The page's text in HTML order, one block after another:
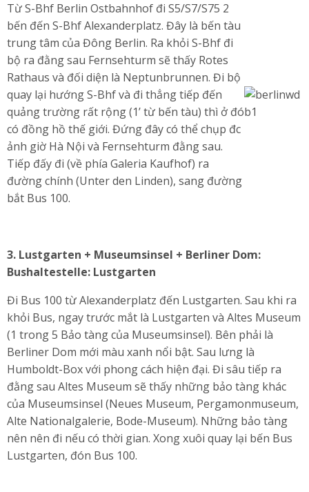
Từ S-Bhf Berlin Ostbahnhof đi S5/S7/S75 2
bến đến S-Bhf Alexanderplatz. Đây là bến tàu
trung tâm của Đông Berlin. Ra khỏi S-Bhf đi
bộ ra đằng sau Fernsehturm sẽ thấy Rotes
Rathaus và đối diện là Neptunbrunnen. Đi bộ
quay lại hướng S-Bhf và đi thẳng tiếp đến
quảng trường rất rộng (1’ từ bến tàu) thì ở đó
có đồng hồ thế giới. Đứng đây có thể chụp đc
ảnh giờ Hà Nội và Fernsehturm đằng sau.
Tiếp đấy đi (về phía Galeria Kaufhof) ra
đường chính (Unter den Linden), sang đường
bắt Bus 100.
3. Lustgarten + Museumsinsel + Berliner Dom:
Bushaltestelle: Lustgarten
Đi Bus 100 từ Alexanderplatz đến Lustgarten. Sau khi ra
khỏi Bus, ngay trước mắt là Lustgarten và Altes Museum
(1 trong 5 Bảo tàng của Museumsinsel). Bên phải là
Berliner Dom mới màu xanh nổi bật. Sau lưng là
Humboldt-Box với phong cách hiện đại. Đi sâu tiếp ra
đằng sau Altes Museum sẽ thấy những bảo tàng khác
của Museumsinsel (Neues Museum, Pergamonmuseum,
Alte Nationalgalerie, Bode-Museum). Những bảo tàng
nên nên đi nếu có thời gian. Xong xuôi quay lại bến Bus
Lustgarten, đón Bus 100.